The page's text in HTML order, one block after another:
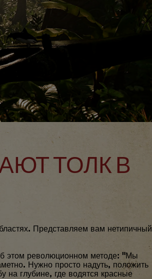
ТОЛК В
Представляем вам нетипичный
этом революционном методе: "Мы
Нужно просто надуть, положить
на глубине, где водятся красные